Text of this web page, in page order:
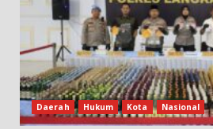
Daerah Hukum Kota Nasional